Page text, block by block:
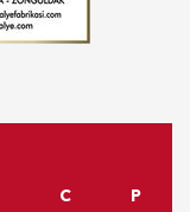
C
P